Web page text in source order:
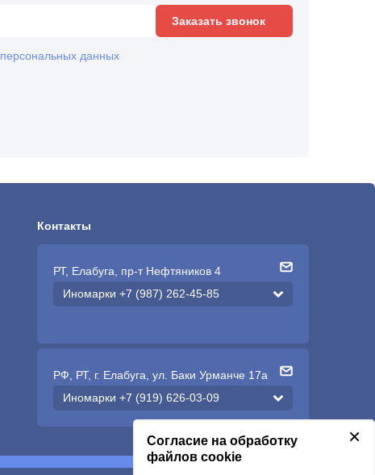
Заказать звонок
персональных данных
Контакты
РТ, Елабуга, пр-т Нефтяников 4
Иномарки +7 (987) 262-45-85
РФ, РТ, г. Елабуга, ул. Баки Урманче 17а
Иномарки +7 (919) 626-03-09
×
Согласие на обработку
файлов cookie